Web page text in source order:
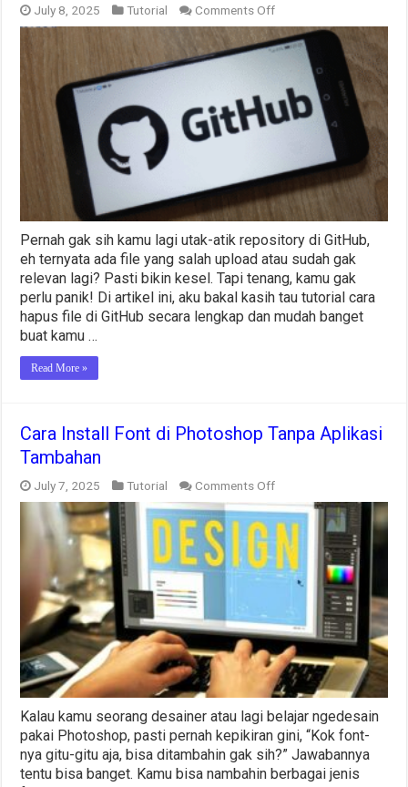
July 8, 2025 Tutorial Comments Offon
Tutorial
Cara
Hapus
GitHub
untuk
Pemula
Pernah gak sih kamu lagi utak-atik repository di GitHub,
eh ternyata ada file yang salah upload atau sudah gak
relevan lagi? Pasti bikin kesel. Tapi tenang, kamu gak
perlu panik! Di artikel ini, aku bakal kasih tau tutorial cara
hapus file di GitHub secara lengkap dan mudah banget
buat kamu …
Read More »
Cara Install Font di Photoshop Tanpa Aplikasi
Tambahan
July 7, 2025 Tutorial Comments Offon
Install
Font
di
Photoshop
Tanpa
Aplikasi
Tambahan
Kalau kamu seorang desainer atau lagi belajar ngedesain
pakai Photoshop, pasti pernah kepikiran gini, “Kok font-
nya gitu-gitu aja, bisa ditambahin gak sih?” Jawabannya
tentu bisa banget. Kamu bisa nambahin berbagai jenis